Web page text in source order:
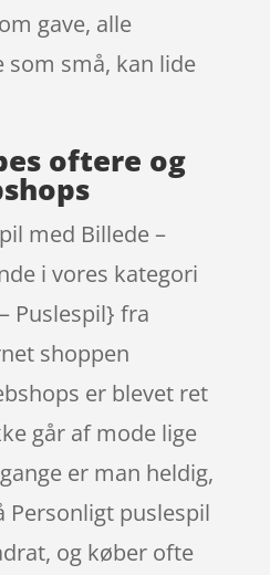
gave, alle
som små, kan lide
oftere og
med Billede –
i vores kategori
Puslespil} fra
shoppen
er blevet ret
går af mode lige
er man heldig,
Personligt puslespil
og køber ofte